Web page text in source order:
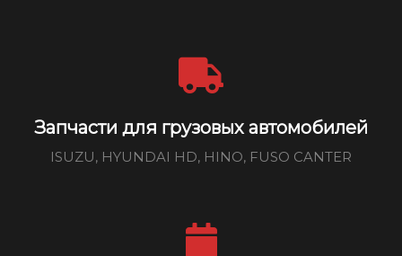
Запчасти для грузовых автомобилей
ISUZU, HYUNDAI HD, HINO, FUSO CANTER